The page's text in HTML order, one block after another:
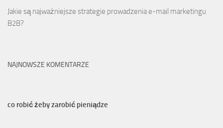
Jakie są najważniejsze strategie prowadzenia e-mail marketingu
B2B?
NAJNOWSZE KOMENTARZE
co robić żeby zarobić pieniądze